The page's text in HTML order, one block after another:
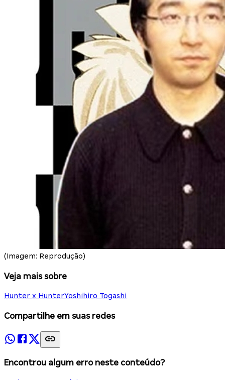
(Imagem: Reprodução)
Veja mais sobre
Hunter x HunterYoshihiro Togashi
Compartilhe em suas redes
Encontrou algum erro neste conteúdo?